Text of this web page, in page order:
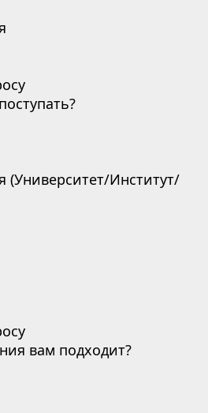
(Университет/Институт/
вам подходит?